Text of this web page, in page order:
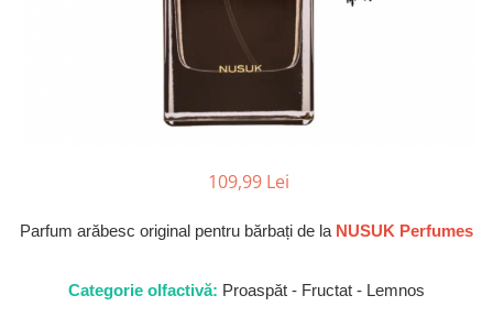
Parfumuri Lemnoase
Parfumuri Persistente
Parfumuri de VARA
109,99 Lei
Parfum arăbesc original pentru bărbați de la NUSUK Perfumes
Categorie olfactivă: Proaspăt - Fructat - Lemnos